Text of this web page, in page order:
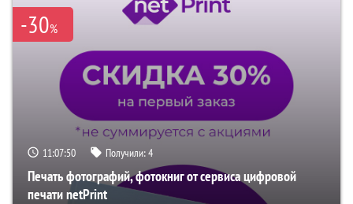
-30%
11:07:49 Получили:4
Печать фотографий, фотокниг от сервиса цифровой
печати netPrint